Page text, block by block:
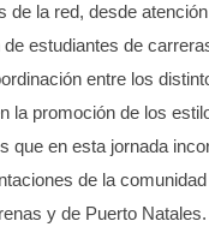
de la red, desde
estudiantes de
entre los
la promoción de los
que en esta jornada
de la
y de Puerto